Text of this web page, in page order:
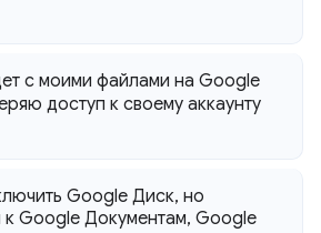
с моими файлами на Google
доступ к своему аккаунту
Google Диск, но
к Google Документам, Google